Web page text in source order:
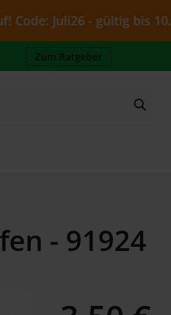
Juli26 - gültig bis 10.08.2026
Zum Ratgeber
- 91924